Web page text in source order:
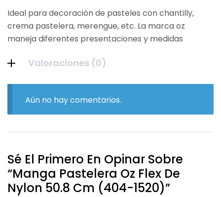
Ideal para decoración de pasteles con chantilly,
crema pastelera, merengue, etc. La marca oz
maneja diferentes presentaciones y medidas
Valoraciones (0)
Aún no hay comentarios.
Sé El Primero En Opinar Sobre
“Manga Pastelera Oz Flex De
Nylon 50.8 Cm (404-1520)”